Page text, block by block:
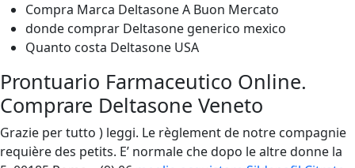
Compra Marca Deltasone A Buon Mercato
donde comprar Deltasone generico mexico
Quanto costa Deltasone USA
Prontuario Farmaceutico Online.
Comprare Deltasone Veneto
Grazie per tutto ) leggi. Le règlement de notre compagnie
requière des petits. E’ normale che dopo le altre donne la